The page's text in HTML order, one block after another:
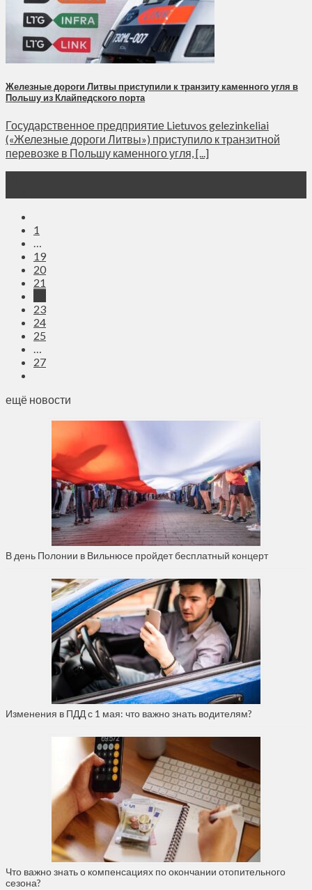
Железные дороги Литвы приступили к транзиту каменного угля в
Польшу из Клайпедского порта
Государственное предприятие Lietuvos gelezinkeliai
(«Железные дороги Литвы») приступило к транзитной
перевозке в Польшу каменного угля, [...]
1
…
19
20
21
23
24
25
…
27
ещё новости
В день Полонии в Вильнюсе пройдет бесплатный концерт
Изменения в ПДД с 1 мая: что важно знать водителям?
Что важно знать о компенсациях по окончании отопительного
сезона?